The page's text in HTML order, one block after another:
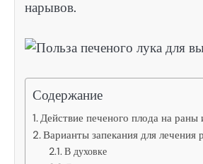
нарывов.
Содержание
Действие печеного плода на
Варианты запекания для лечения
В духовке